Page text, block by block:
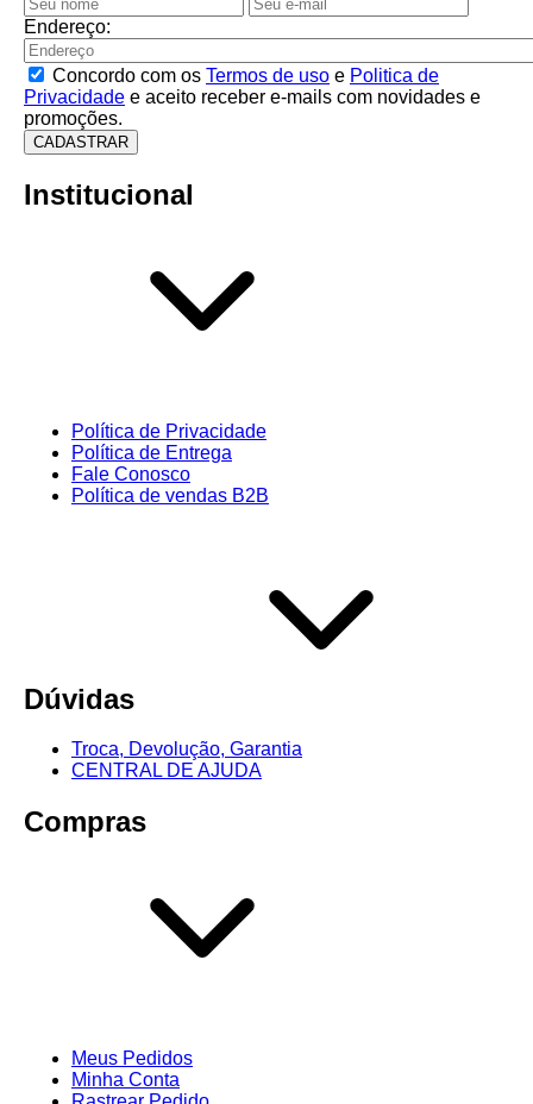
Endereço:
Concordo com os Termos de uso e Politica de
Privacidade e aceito receber e-mails com novidades e
promoções.
CADASTRAR
Institucional
Política de Privacidade
Política de Entrega
Fale Conosco
Política de vendas B2B
Dúvidas
Troca, Devolução, Garantia
CENTRAL DE AJUDA
Compras
Meus Pedidos
Minha Conta